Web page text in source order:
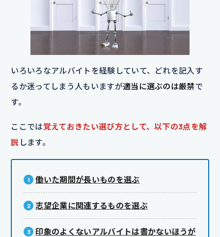
いろいろなアルバイトを経験していて、どれを記入す
るか迷ってしまう人もいますが適当に選ぶのは厳禁で
す。
ここでは覚えておきたい選び方として、以下の3点を解
説 します。
働いた期間が長いものを選ぶ
志望企業に関連するものを選ぶ
印象のよくないアルバイトは書かないほうが